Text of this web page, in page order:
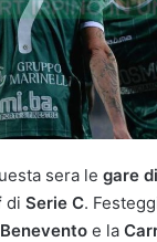
sera le gare
di Serie C.
Benevento e la